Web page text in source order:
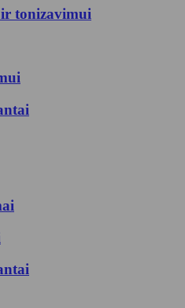
tonizavimui